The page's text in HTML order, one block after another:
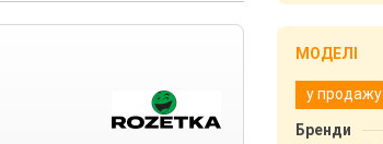
МОДЕЛІ
у продажу
Бренди